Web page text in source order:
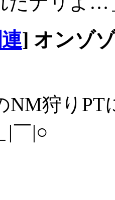
] オンゾ
NM狩りPT
￣|○